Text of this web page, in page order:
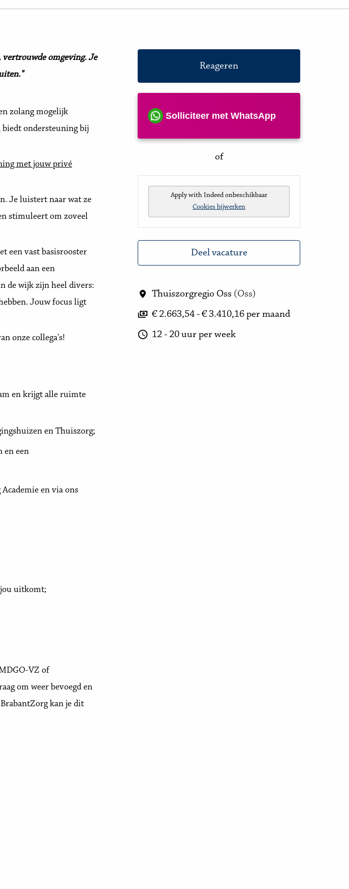
omgeving. Je
zolang mogelijk
ondersteuning bij
met jouw privé
Je luistert naar wat ze
stimuleert om zoveel
een vast basisrooster
aan een
de wijk zijn heel divers:
Jouw focus ligt
onze collega's!
en krijgt alle ruimte
en Thuiszorg;
en een
en via ons
jou uitkomt;
VZ of
om weer bevoegd en
kan je dit
Reageren
Solliciteer met WhatsApp
of
Apply with Indeed onbeschikbaar
Cookies bijwerken
Deel vacature
Thuiszorgregio Oss (Oss)
€ 2.663,54 - € 3.410,16 per maand
12 - 20 uur per week